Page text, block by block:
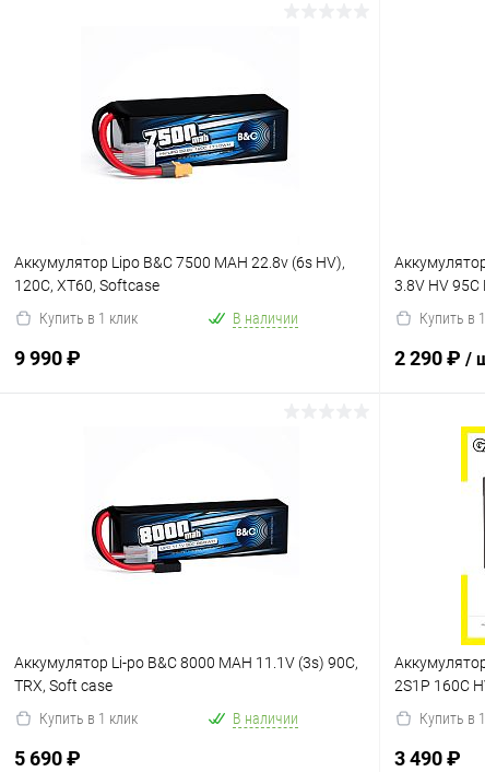
Аккумулятор Lipo B&C 7500 MAH 22.8v (6s HV),
120С, XT60, Softcase
Купить в 1 клик
В наличии
9 990 ₽
В избранное Сравнение
3.8V HV
Купить в
2 290 ₽ /
В
Аккумулятор Li-po B&C 8000 MAH 11.1V (3s) 90C,
TRX, Soft case
Купить в 1 клик
В наличии
5 690 ₽
2S1P 160C
Купить в
3 490 ₽